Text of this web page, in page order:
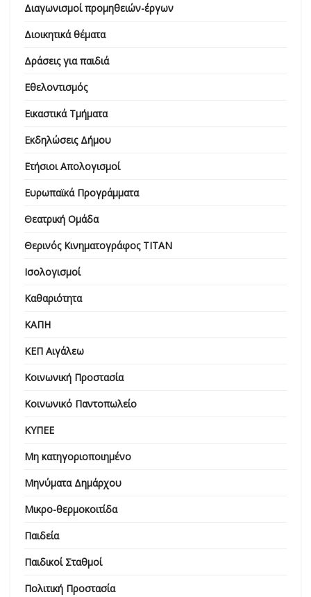
Διαγωνισμοί προμηθειών-έργων
Διοικητικά θέματα
Δράσεις για παιδιά
Εθελοντισμός
Εικαστικά Τμήματα
Εκδηλώσεις Δήμου
Ετήσιοι Απολογισμοί
Ευρωπαϊκά Προγράμματα
Θεατρική Ομάδα
Θερινός Κινηματογράφος ΤΙΤΑΝ
Ισολογισμοί
Καθαριότητα
ΚΑΠΗ
ΚΕΠ Αιγάλεω
Κοινωνική Προστασία
Κοινωνικό Παντοπωλείο
ΚΥΠΕΕ
Μη κατηγοριοποιημένο
Μηνύματα Δημάρχου
Μικρο-θερμοκοιτίδα
Παιδεία
Παιδικοί Σταθμοί
Πολιτική Προστασία